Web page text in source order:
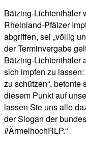
Bätzing-Lichtenthäler
Rheinland-Pfälzer
abgriffen, sei „völlig
der Terminvergabe
Bätzing-Lichtenthäler
sich impfen zu
zu schützen“, betonte
diesem Punkt auf
lassen Sie uns alle
der Slogan der
#ÄrmelhochRLP.“